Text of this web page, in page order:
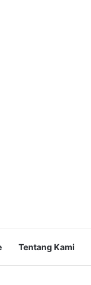
Tentang Kami
Two-Hand